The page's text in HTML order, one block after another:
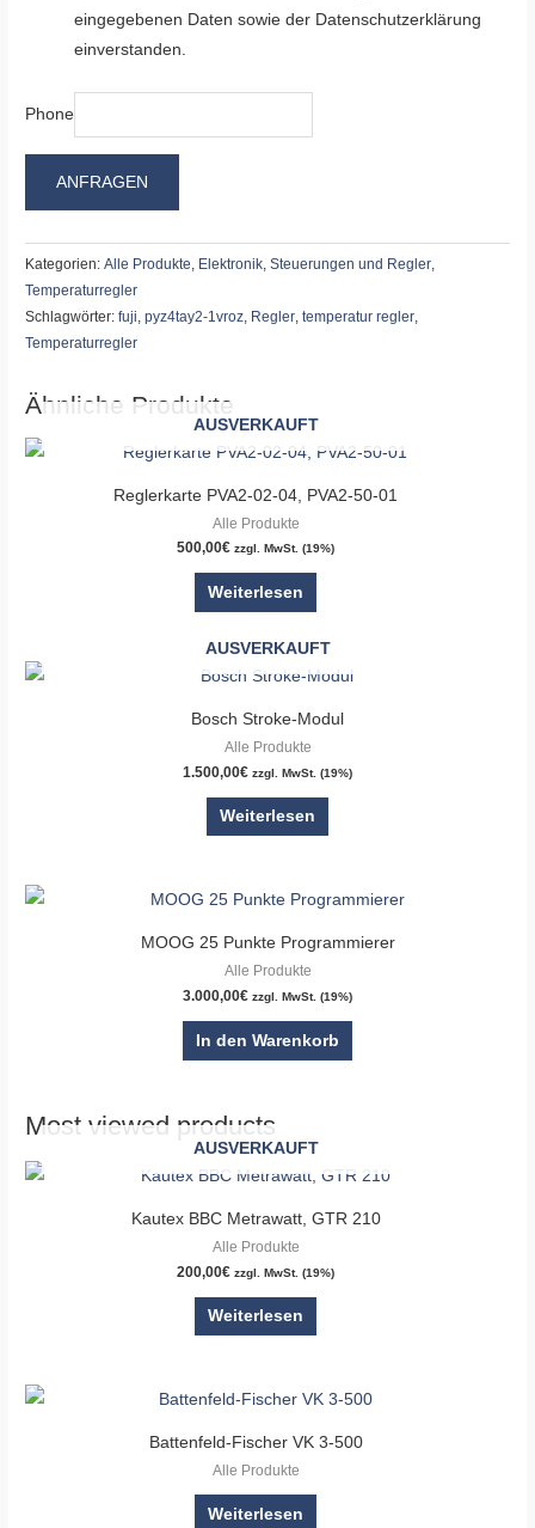
eingegebenen Daten sowie der Datenschutzerklärung
einverstanden.
Phone
ANFRAGEN
Kategorien:Alle Produkte, Elektronik,Steuerungen und Regler,
Temperaturregler
Schlagwörter:fuji,pyz4tay2-1vroz, Regler,temperatur regler,
Temperaturregler
Ähnliche Produkte
AUSVERKAUFT
Reglerkarte PVA2-02-04, PVA2-50-01
Alle Produkte
500,00€ zzgl. MwSt. (19%)
Weiterlesen
AUSVERKAUFT
Bosch Stroke-Modul
Alle Produkte
1.500,00€ zzgl. MwSt. (19%)
Weiterlesen
MOOG 25 Punkte Programmierer
Alle Produkte
3.000,00€ zzgl. MwSt. (19%)
In den Warenkorb
Most viewed products
AUSVERKAUFT
Kautex BBC Metrawatt, GTR 210
Alle Produkte
200,00€ zzgl. MwSt. (19%)
Weiterlesen
Battenfeld-Fischer VK 3-500
Alle Produkte
Weiterlesen